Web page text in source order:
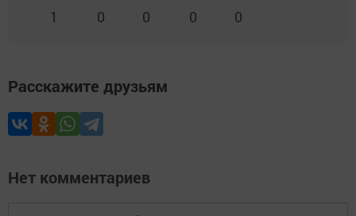
1 0 0 0 0
Расскажите друзьям
Нет комментариев